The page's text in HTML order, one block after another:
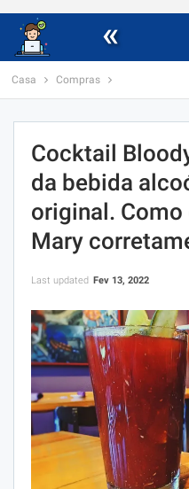
«
Casa Compras
Cocktail
da bebida
original.
Mary
Last updated Fev 13, 2022